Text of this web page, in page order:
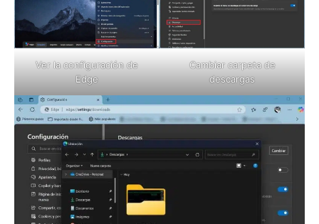
Ver la configuración de
Edge
Cambiar carpeta de
descargas